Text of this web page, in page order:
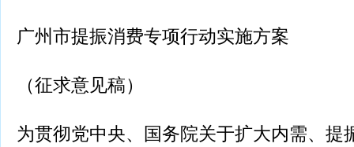
广州市提振消费专项行动实施方案
（征求意见稿）
为贯彻党中央、国务院关于扩大内需、提